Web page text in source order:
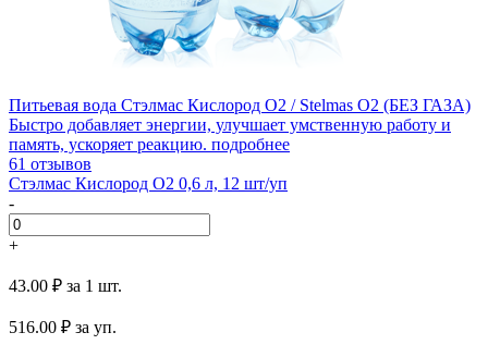
Питьевая вода Стэлмас Кислород О2 / Stelmas O2 (БЕЗ ГАЗА)
Быстро добавляет энергии, улучшает умственную работу и
память, ускоряет реакцию. подробнее
61 отзывов
Стэлмас Кислород О2 0,6 л, 12 шт/уп
-
+
43.00 ₽ за 1 шт.
516.00 ₽ за уп.